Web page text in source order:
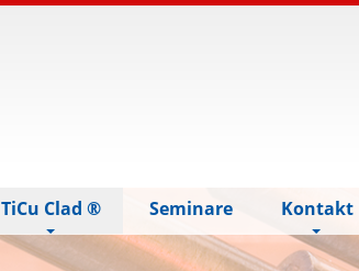
TiCu Clad ® Seminare Kontakt